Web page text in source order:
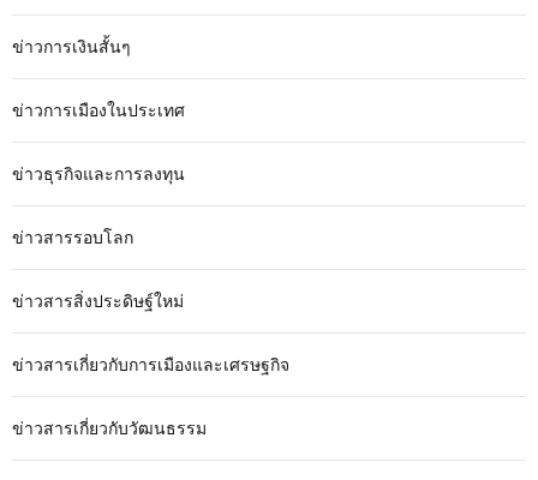
ข่าวการเงินสั้นๆ
ข่าวการเมืองในประเทศ
ข่าวธุรกิจและการลงทุน
ข่าวสารรอบโลก
ข่าวสารสิ่งประดิษฐ์ใหม่
ข่าวสารเกี่ยวกับการเมืองและเศรษฐกิจ
ข่าวสารเกี่ยวกับวัฒนธรรม